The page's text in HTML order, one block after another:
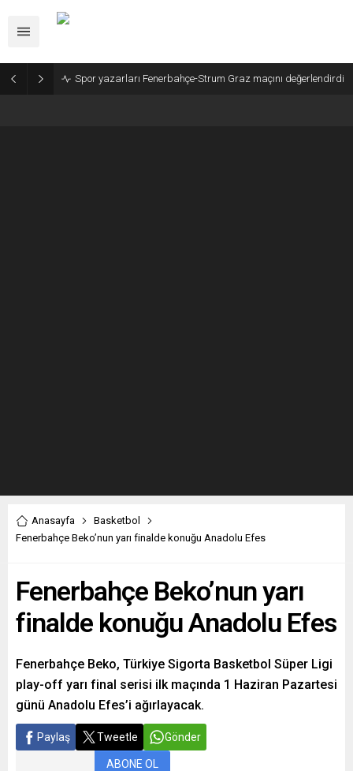
Spor yazarları Fenerbahçe-Strum Graz maçını değerlendirdi
Anasayfa
Basketbol
Fenerbahçe Beko’nun yarı finalde konuğu Anadolu Efes
Fenerbahçe Beko’nun yarı
finalde konuğu Anadolu Efes
Fenerbahçe Beko, Türkiye Sigorta Basketbol Süper Ligi
play-off yarı final serisi ilk maçında 1 Haziran Pazartesi
günü Anadolu Efes’i ağırlayacak.
Paylaş Tweetle Gönder
ABONE OL